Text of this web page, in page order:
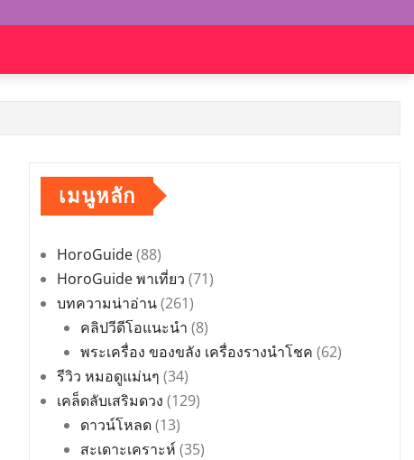
เมนูหลัก
HoroGuide(88)
HoroGuide พาเที่ยว (71)
บทความน่าอ่าน(261)
คลิปวีดีโอแนะนำ (8)
พระเครื่อง ของขลัง เครื่องรางนำโชค (62)
รีวิว หมอดูแม่นๆ (34)
เคล็ดลับเสริมดวง (129)
ดาวน์โหลด(13)
สะเดาะเคราะห์ (35)